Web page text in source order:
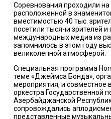
Соревнования проходили
расположенной в
вместимостью 40 тыс.
посетили тысячи зрителей и
международных медиа из
запомнилось в этом году
великолепной атмосферой.
Специальная программа
теме «Джеймса Бонда»,
мероприятия, и совместное
оркестра Государственной
Азербайджанской
сопровождались
представленные